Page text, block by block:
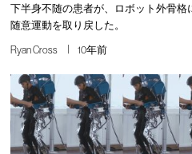
下半身不随の患者が、ロボット外骨格
随意運動を取り戻した。
Ryan Cross 10年前